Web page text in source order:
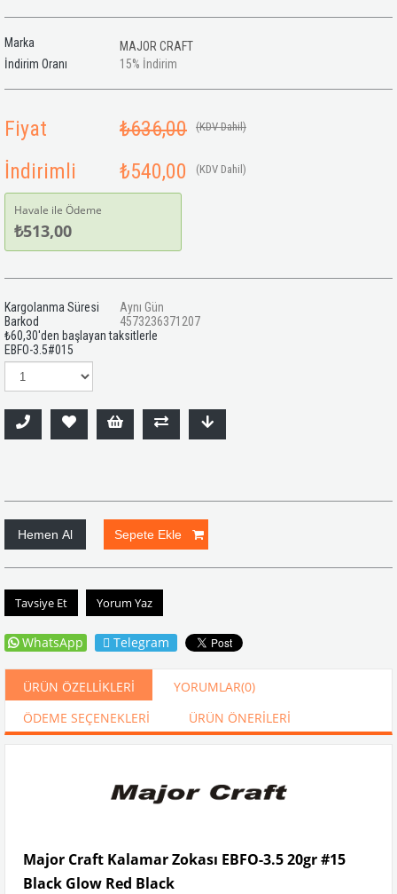
Marka
MAJOR CRAFT
İndirim Oranı
%
15 İndirim
Fiyat ₺636,00 (KDV Dahil)
İndirimli ₺540,00 (KDV Dahil)
Havale ile Ödeme
₺513,00
Kargolanma Süresi
Aynı Gün
Barkod
4573236371207
₺60,30'den başlayan taksitlerle
EBFO-3.5#015
Tavsiye Et Yorum Yaz
WhatsApp Telegram
ÜRÜN ÖZELLIKLERI YORUMLAR(0)
ÖDEME SEÇENEKLERI
ÜRÜN ÖNERILERI
Major Craft Kalamar Zokası EBFO-3.5 20gr #15
Black Glow Red Black